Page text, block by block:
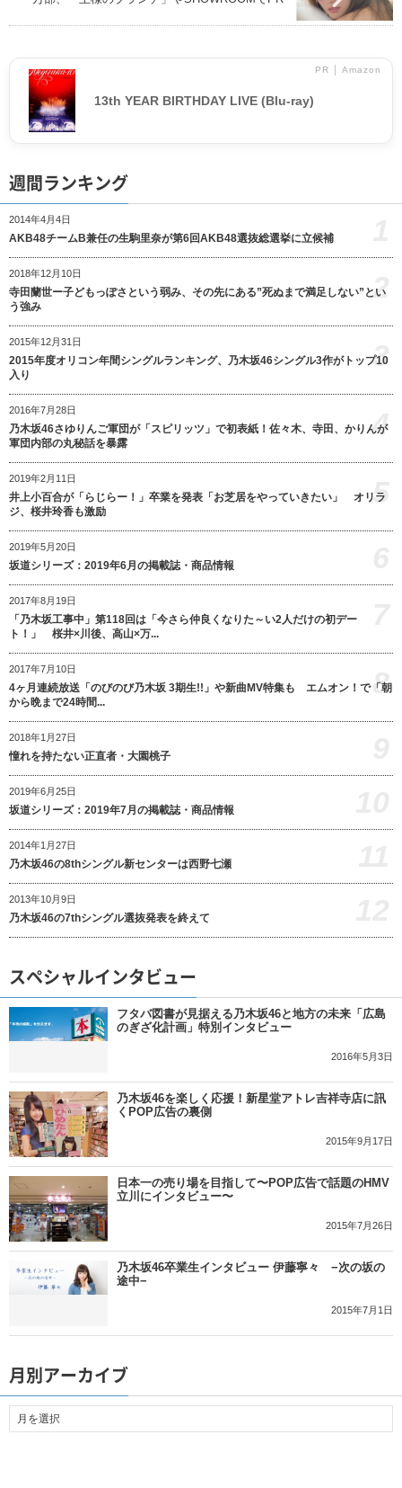
PR │ Amazon
13th YEAR BIRTHDAY LIVE (Blu-ray)
週間ランキング
2014年4月4日
AKB48チームB兼任の生駒里奈が第6回AKB48選抜総選挙に立候補
2018年12月10日
寺田蘭世ー子どもっぽさという弱み、その先にある”死ぬまで満足しない”とい
う強み
2
2015年12月31日
2015年度オリコン年間シングルランキング、乃木坂46シングル3作がトップ10
入り
3
2016年7月28日
乃木坂46さゆりんご軍団が「スピリッツ」で初表紙！佐々木、寺田、かりんが
軍団内部の丸秘話を暴露
4
2019年2月11日
井上小百合が「らじらー！」卒業を発表「お芝居をやっていきたい」 オリラ
ジ、桜井玲香も激励
5
2019年5月20日
坂道シリーズ：2019年6月の掲載誌・商品情報
2017年8月19日
「乃木坂工事中」第118回は「今さら仲良くなりた～い2人だけの初デー
ト！」 桜井×川後、高山×万...
2017年7月10日
4ヶ月連続放送「のびのび乃木坂 3期生!!」や新曲MV特集も エムオン！で「朝
から晩まで24時間...
8
2018年1月27日
憧れを持たない正直者・大園桃子
2019年6月25日
坂道シリーズ：2019年7月の掲載誌・商品情報
2014年1月27日
乃木坂46の8thシングル新センターは西野七瀬
2013年10月9日
乃木坂46の7thシングル選抜発表を終えて
スペシャルインタビュー
フタバ図書が見据える乃木坂46と地方の未来「広島
のぎざ化計画」特別インタビュー
2016年5月3日
乃木坂46を楽しく応援！新星堂アトレ吉祥寺店に訊
くPOP広告の裏側
2015年9月17日
日本一の売り場を目指して〜POP広告で話題のHMV
立川にインタビュー〜
2015年7月26日
乃木坂46卒業生インタビュー 伊藤寧々 −次の坂の
途中−
2015年7月1日
月別アーカイブ